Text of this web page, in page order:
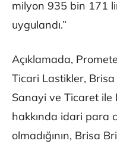
milyon 935 bin 171
uygulandı.”
Açıklamada,
Ticari Lastikler,
Sanayi ve Ticaret ile
hakkında idari para
olmadığının, Brisa